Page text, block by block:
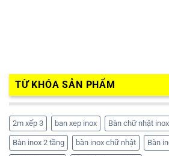
TỪ KHÓA SẢN PHẨM
2m xếp 3 ban xep inox Bàn chữ nhật
Bàn inox 2 tầng bàn inox chữ nhật Bàn